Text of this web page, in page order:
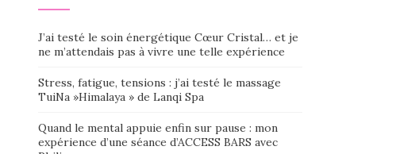
J’ai testé le soin énergétique Cœur Cristal… et je
ne m’attendais pas à vivre une telle expérience
Stress, fatigue, tensions : j’ai testé le massage
TuiNa »Himalaya » de Lanqi Spa
Quand le mental appuie enfin sur pause : mon
expérience d’une séance d’ACCESS BARS avec